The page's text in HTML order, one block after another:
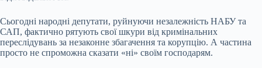
Сьогодні народні депутати, руйнуючи незалежність НАБУ та
САП, фактично рятують свої шкури від кримінальних
переслідувань за незаконне збагачення та корупцію. А частина
просто не спроможна сказати «ні» своїм господарям.